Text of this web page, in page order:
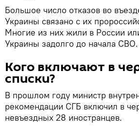
Большое число отказов во
Украины связано с их
Многие из них жили в России
Украины задолго до начала СВО.
Кого включают в
списки?
В прошлом году министр
рекомендации СГБ включил в
невъездных 28 иностранцев.